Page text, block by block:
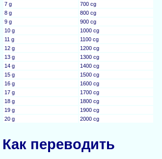
7 g
700 cg
8 g
800 cg
9 g
900 cg
10 g
1000 cg
11 g
1100 cg
12 g
1200 cg
13 g
1300 cg
14 g
1400 cg
15 g
1500 cg
16 g
1600 cg
17 g
1700 cg
18 g
1800 cg
19 g
1900 cg
20 g
2000 cg
Как переводить